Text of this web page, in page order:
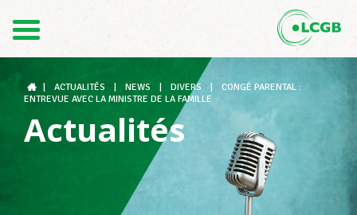
DE
Le LCGB
Structures syndicales
ACTUALITÉS NEWS DIVERS
CONGÉ PARENTAL :
ENTREVUE AVEC LA MINISTRE DE LA FAMILLE
Actualités